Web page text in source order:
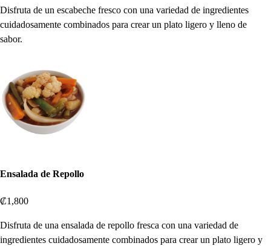
Disfruta de un escabeche fresco con una variedad de ingredientes
cuidadosamente combinados para crear un plato ligero y lleno de
sabor.
Ensalada de Repollo
₡1,800
Disfruta de una ensalada de repollo fresca con una variedad de
ingredientes cuidadosamente combinados para crear un plato ligero y